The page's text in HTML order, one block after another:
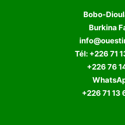
Bobo-
Burkina
Tél: +226 71
+226 76
+226 71 13